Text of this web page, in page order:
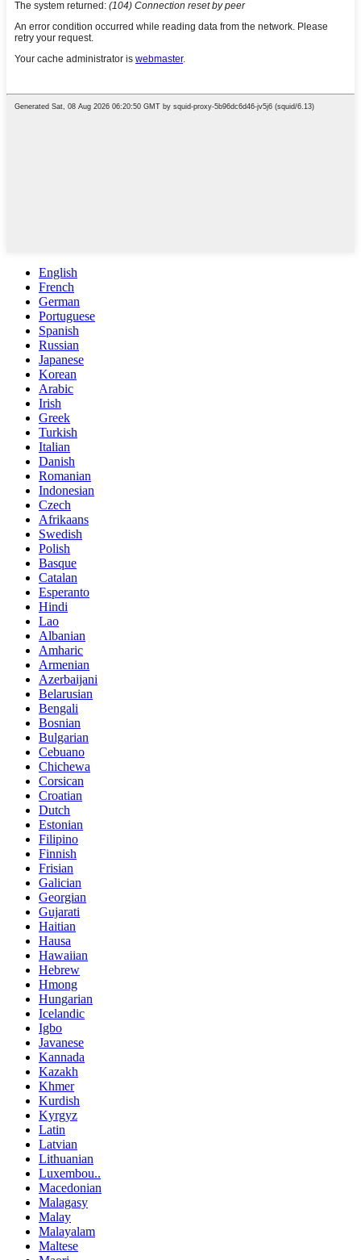
English
French
German
Portuguese
Spanish
Russian
Japanese
Korean
Arabic
Irish
Greek
Turkish
Italian
Danish
Romanian
Indonesian
Czech
Afrikaans
Swedish
Polish
Basque
Catalan
Esperanto
Hindi
Lao
Albanian
Amharic
Armenian
Azerbaijani
Belarusian
Bengali
Bosnian
Bulgarian
Cebuano
Chichewa
Corsican
Croatian
Dutch
Estonian
Filipino
Finnish
Frisian
Galician
Georgian
Gujarati
Haitian
Hausa
Hawaiian
Hebrew
Hmong
Hungarian
Icelandic
Igbo
Javanese
Kannada
Kazakh
Khmer
Kurdish
Kyrgyz
Latin
Latvian
Lithuanian
Luxembou..
Macedonian
Malagasy
Malay
Malayalam
Maltese